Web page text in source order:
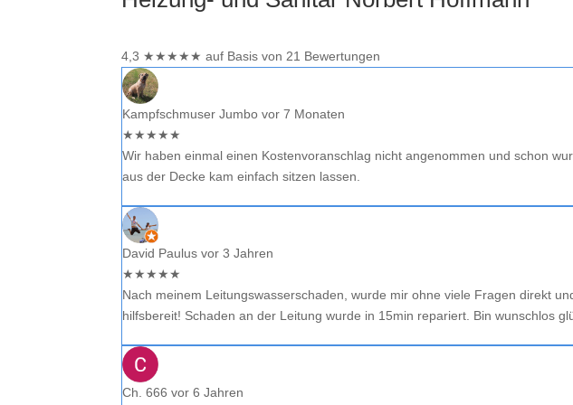
4,3 ★★★★★ auf Basis von 21 Bewertungen
Kampfschmuser Jumbo vor 7 Monaten
★★★★★
Wir haben einmal einen Kostenvoranschlag nicht angenommen und schon
aus der Decke kam einfach sitzen lassen.
David Paulus vor 3 Jahren
★★★★★
Nach meinem Leitungswasserschaden, wurde mir ohne viele Fragen direkt
hilfsbereit! Schaden an der Leitung wurde in 15min repariert. Bin wunschlos
Ch. 666 vor 6 Jahren